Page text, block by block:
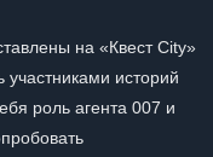
на «Квест City»
историй
роль агента 007 и